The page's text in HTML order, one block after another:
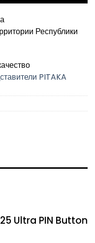
Республики
PITAKA
Ultra PIN Button